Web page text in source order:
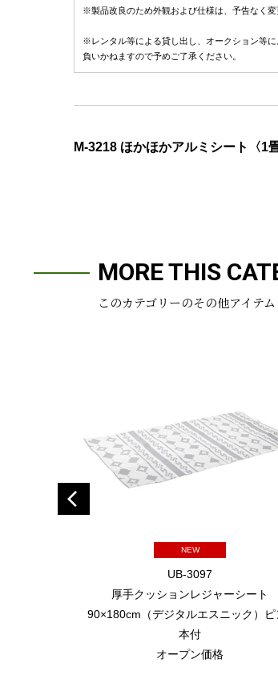
※製品改良のため外観および仕様は、予告なく変
※レンタル等による貸し出し、オークション等
負いかねますので予めご了承ください。
M-3218 ほかほかアルミシート〈1
MORE THIS
このカテゴリーのその他アイテム
NEW
UB-3097
厚手クッションレジャーシート
90×180cm（デジタルエスニック）ピ
本付
オープン価格